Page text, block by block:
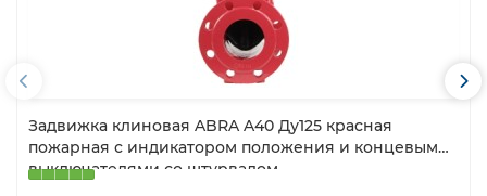
Задвижка клиновая ABRA A40 Ду125 красная
пожарная с индикатором положения и концевыми
выключателями со штурвалом